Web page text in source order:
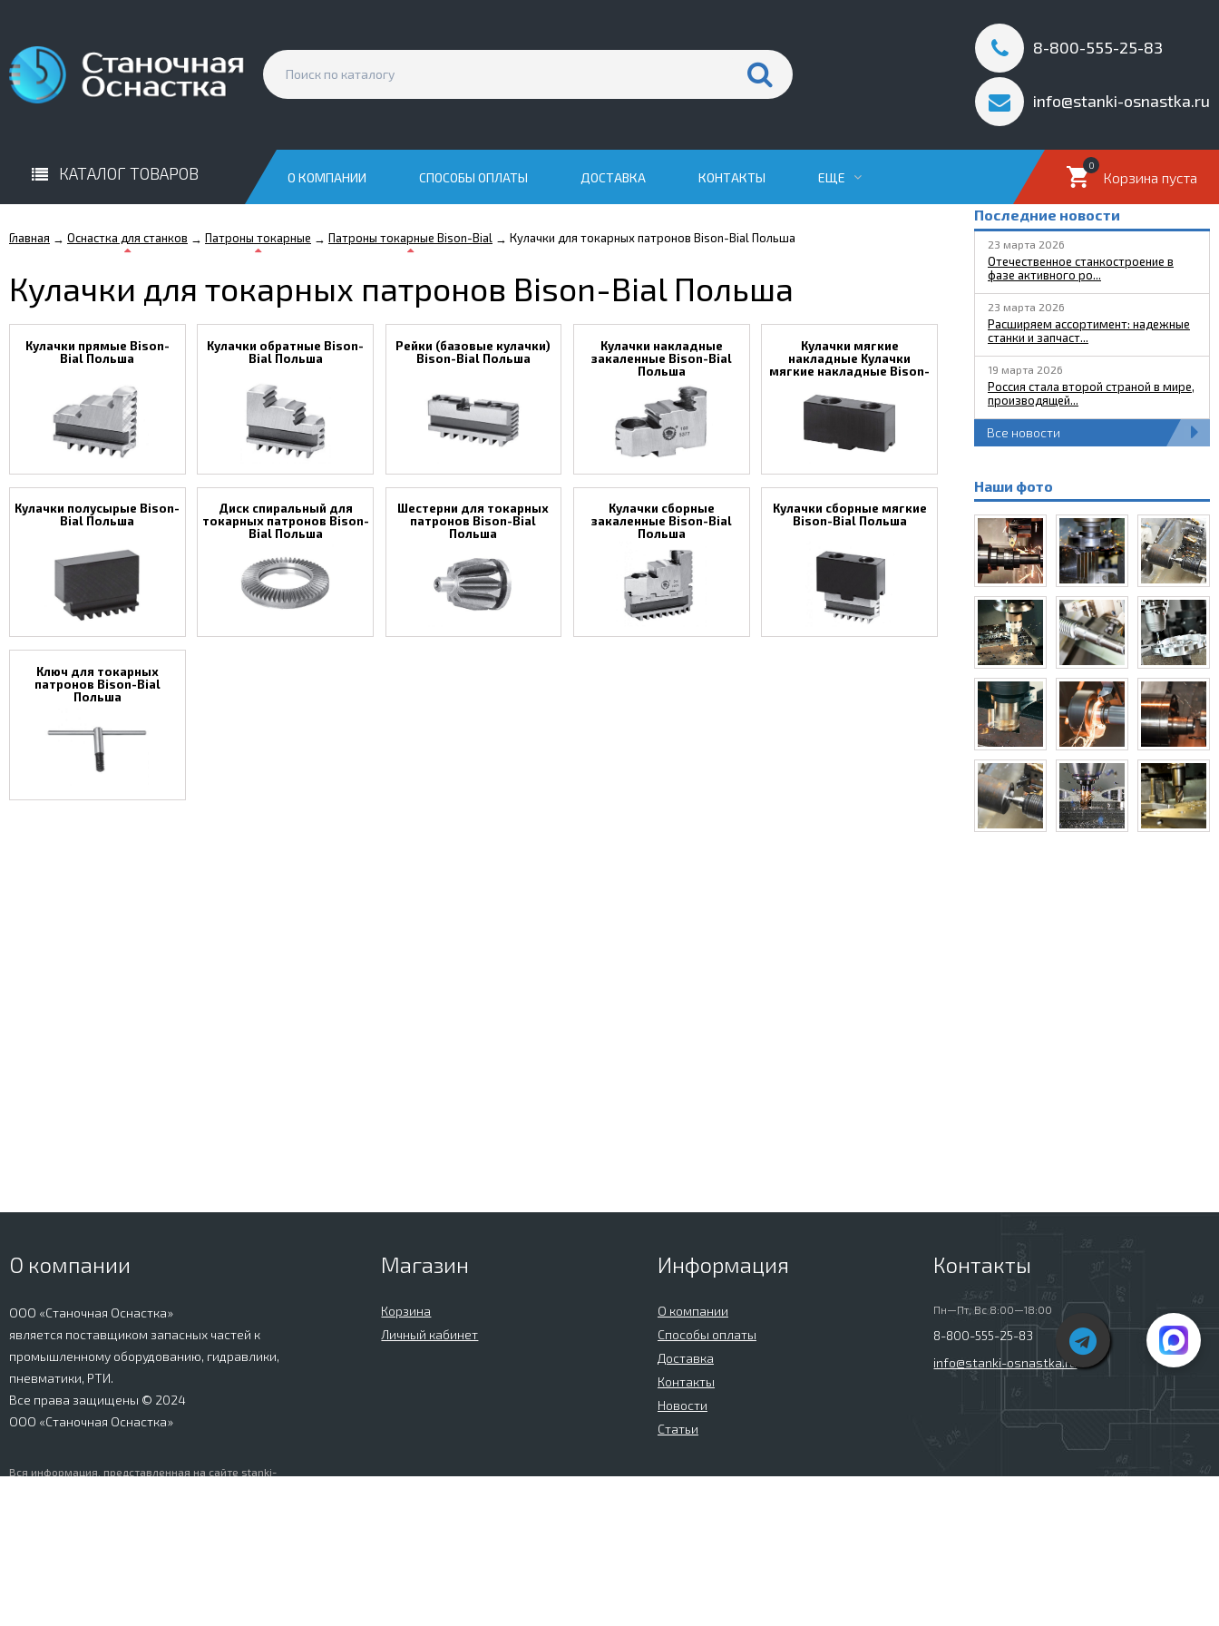
8-800-555-25-83
info@stanki-osnastka.ru
КАТАЛОГ ТОВАРОВ Корзина пуста
0
О КОМПАНИИ СПОСОБЫ ОПЛАТЫ ДОСТАВКА КОНТАКТЫ ЕЩЕ
Главная → Оснастка для станков → Патроны токарные → Патроны токарные Bison-Bial → Кулачки для токарных патронов Bison-Bial Польша
Кулачки для токарных патронов Bison-Bial Польша
Кулачки прямые Bison-
Bial Польша
Кулачки обратные Bison-
Bial Польша
Рейки (базовые кулачки)
Bison-Bial Польша
Кулачки накладные
закаленные Bison-Bial
Польша
Кулачки мягкие
накладные Кулачки
мягкие накладные Bison-
Кулачки полусырые Bison-
Bial Польша
Диск спиральный для
токарных патронов Bison-
Bial Польша
Шестерни для токарных
патронов Bison-Bial
Польша
Кулачки сборные
закаленные Bison-Bial
Польша
Кулачки сборные мягкие
Bison-Bial Польша
Ключ для токарных
патронов Bison-Bial
Польша
Последние новости
23 марта 2026
Отечественное станкостроение в
фазе активного ро...
23 марта 2026
Расширяем ассортимент: надежные
станки и запчаст...
19 марта 2026
Россия стала второй страной в мире,
производящей...
Все новости
Наши фото
О компании
ООО «Станочная Оснастка»
является поставщиком запасных частей к
промышленному оборудованию, гидравлики,
пневматики, РТИ.
Все права защищены © 2024
ООО «Станочная Оснастка»
Вся информация, представленная на сайте stanki-
Магазин
Корзина
Личный кабинет
Информация
О компании
Способы оплаты
Доставка
Контакты
Новости
Статьи
Контакты
Пн—Пт, Вс 8:00—18:00
8-800-555-25-83
info@stanki-osnastka.ru